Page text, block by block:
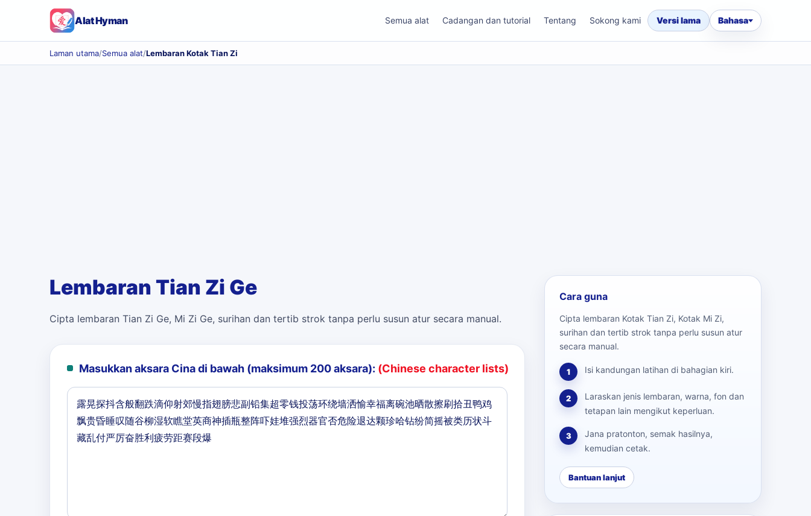
Alat Hyman Semua alat Cadangan dan tutorial Tentang Sokong kami Versi lama Bahasa
Laman utama/Semua alat/Lembaran Kotak Tian Zi
Lembaran Tian Zi Ge
Cipta lembaran Tian Zi Ge, Mi Zi Ge, surihan dan tertib strok tanpa perlu susun atur secara manual.
Masukkan aksara Cina di bawah (maksimum 200 aksara): (Chinese character lists)
Cara guna
Cipta lembaran Kotak Tian Zi, Kotak Mi Zi,
surihan dan tertib strok tanpa perlu susun atur
secara manual.
1 Isi kandungan latihan di bahagian kiri.
2
Laraskan jenis lembaran, warna, fon dan
tetapan lain mengikut keperluan.
3
Jana pratonton, semak hasilnya,
kemudian cetak.
Bantuan lanjut